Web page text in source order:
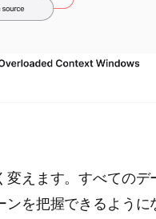
えます。すべてのデ
を把握できるように